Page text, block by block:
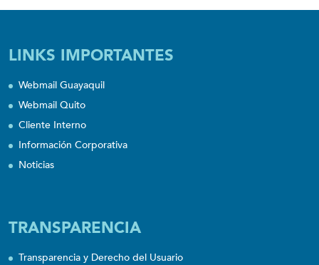
LINKS IMPORTANTES
Webmail Guayaquil
Webmail Quito
Cliente Interno
Información Corporativa
Noticias
TRANSPARENCIA
Transparencia y Derecho del Usuario